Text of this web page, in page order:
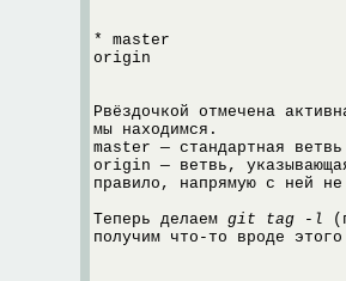
* master
origin
Pвёздочкой отмечена
мы находимся.
master — стандартная ветвь
origin — ветвь,
правило, напрямую с ней
Теперь делаем git tag -l
получим что-то вроде